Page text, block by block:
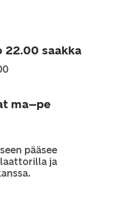
22.00 saakka
ma–pe
pääsee
ja